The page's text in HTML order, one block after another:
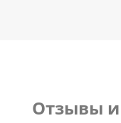
Отзывы